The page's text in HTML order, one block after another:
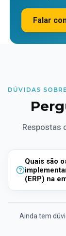
Falar
DÚVIDAS
Respostas
Quais são
(ERP) na
decisões e
Ainda tem